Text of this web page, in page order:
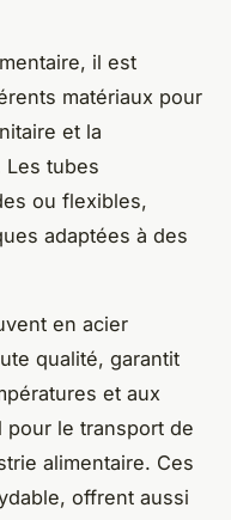
il est
matériaux pour
et la
Les tubes
ou flexibles,
adaptées à des
en acier
qualité, garantit
et aux
le transport de
alimentaire. Ces
offrent aussi